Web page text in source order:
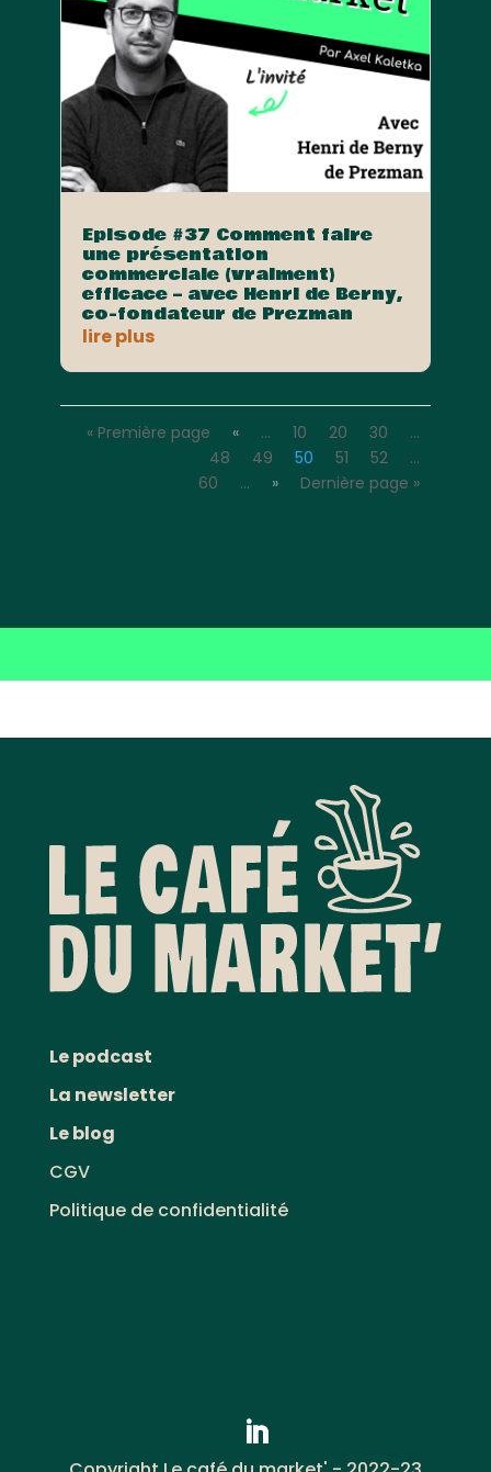
Episode #37 Comment faire
une présentation
commerciale (vraiment)
efficace – avec Henri de Berny,
co-fondateur de Prezman
lire plus
« Première page « … 10 20 30
…
48
49 50 51 52
…
60
… » Dernière page »
Le podcast
La newsletter
Le blog
CGV
Politique de confidentialité